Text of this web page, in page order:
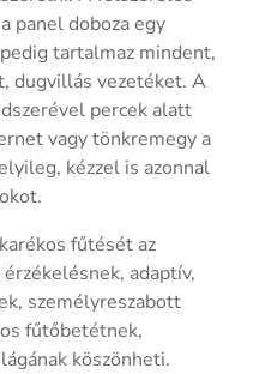
panel doboza egy
tartalmaz mindent,
dugvillás vezetéket. A
percek alatt
vagy tönkremegy a
kézzel is azonnal
fűtését az
adaptív,
személyreszabott
fűtőbetétnek,
köszönheti.